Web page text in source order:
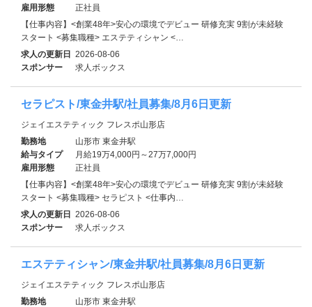
雇用形態
正社員
【仕事内容】<創業48年>安心の環境でデビュー 研修充実 9割が未経験
スタート <募集職種> エステティシャン <…
求人の更新日 2026-08-06
スポンサー
求人ボックス
セラピスト/東金井駅/社員募集/8月6日更新
ジェイエステティック フレスポ山形店
勤務地
山形市 東金井駅
給与タイプ
月給19万4,000円～27万7,000円
雇用形態
正社員
【仕事内容】<創業48年>安心の環境でデビュー 研修充実 9割が未経験
スタート <募集職種> セラピスト <仕事内…
求人の更新日 2026-08-06
スポンサー
求人ボックス
エステティシャン/東金井駅/社員募集/8月6日更新
ジェイエステティック フレスポ山形店
勤務地
山形市 東金井駅